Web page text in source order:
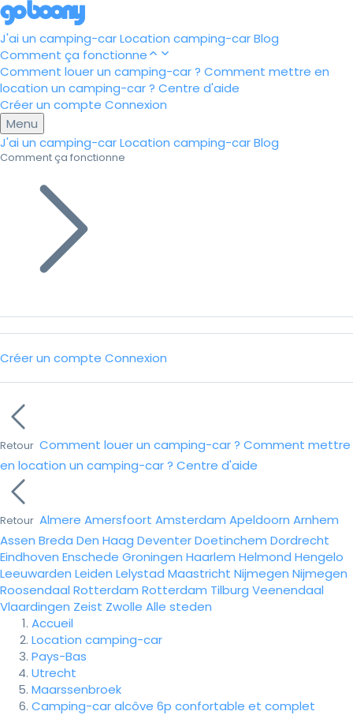
J'ai un camping-carLocation camping-carBlog
Comment ça fonctionne
Comment louer un camping-car ? Comment mettre en
location un camping-car ? Centre d'aide
Créer un compte Connexion
Menu
J'ai un camping-carLocation camping-carBlog
Comment ça fonctionne
Créer un compte Connexion
Retour Comment louer un camping-car ? Comment mettre
en location un camping-car ? Centre d'aide
Retour Almere Amersfoort Amsterdam Apeldoorn Arnhem
Assen Breda Den Haag DeventerDoetinchem Dordrecht
Eindhoven Enschede Groningen Haarlem Helmond Hengelo
Leeuwarden Leiden Lelystad Maastricht Nijmegen Nijmegen
Roosendaal Rotterdam Rotterdam Tilburg Veenendaal
Vlaardingen Zeist Zwolle Alle steden
Accueil
Location camping-car
Pays-Bas
Utrecht
Maarssenbroek
Camping-car alcôve 6p confortable et complet